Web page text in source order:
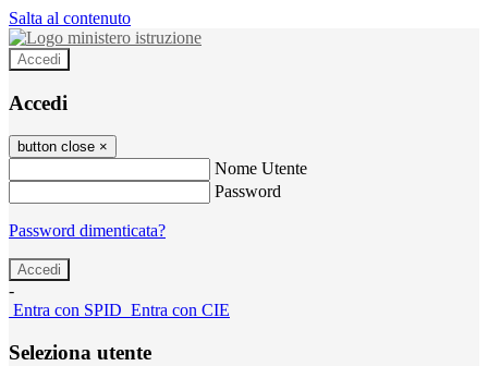
Salta al contenuto
Accedi
Accedi
button close ×
Nome Utente
Password
Password dimenticata?
-
Entra con SPID Entra con CIE
Seleziona utente